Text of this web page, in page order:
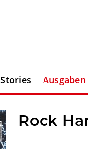
Stories Ausgaben
Rock